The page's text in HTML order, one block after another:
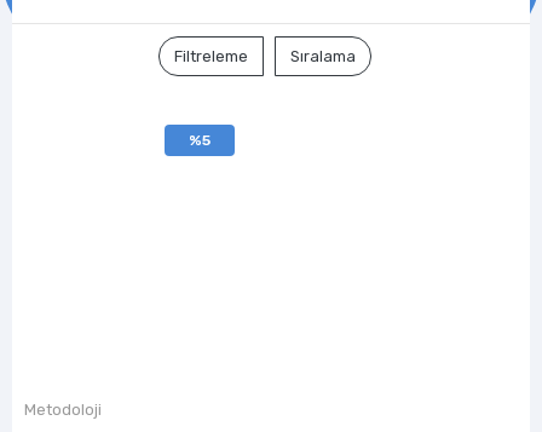
Filtreleme Sıralama
%5
Metodoloji